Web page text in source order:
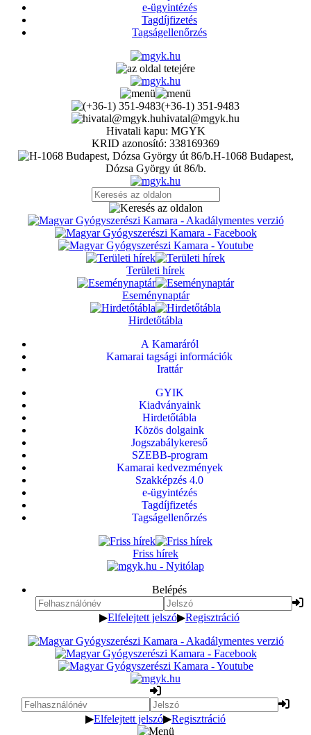
e-ügyintézés
Tagdíjfizetés
Tagságellenőrzés
(+36-1) 351-9483
hivatal@mgyk.hu
Hivatali kapu: MGYK
KRID azonosító: 338169369
H-1068 Budapest,
Dózsa György út 86/b.
Területi hírek
Eseménynaptár
Hirdetőtábla
A Kamaráról
Kamarai tagsági információk
Irattár
GYIK
Kiadványaink
Hirdetőtábla
Közös dolgaink
Jogszabálykereső
SZEBB-program
Kamarai kedvezmények
Szakképzés 4.0
e-ügyintézés
Tagdíjfizetés
Tagságellenőrzés
Friss hírek
Belépés
▶Elfelejtett jelszó▶Regisztráció
▶Elfelejtett jelszó▶Regisztráció